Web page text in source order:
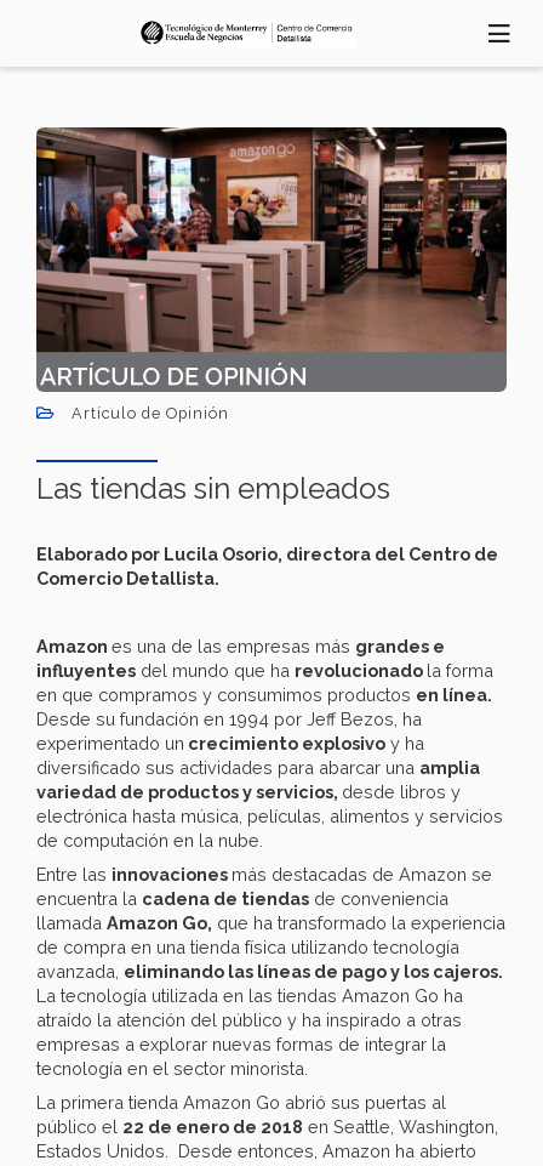
Artículo de Opinión
Las tiendas sin empleados
Elaborado por Lucila Osorio, directora del Centro de
Comercio Detallista.
Amazon es una de las empresas más grandes e
influyentes del mundo que ha revolucionado la forma
en que compramos y consumimos productos en línea.
Desde su fundación en 1994 por Jeff Bezos, ha
experimentado un crecimiento explosivo y ha
diversificado sus actividades para abarcar una amplia
variedad de productos y servicios, desde libros y
electrónica hasta música, películas, alimentos y servicios
de computación en la nube.
Entre las innovaciones más destacadas de Amazon se
encuentra la cadena de tiendas de conveniencia
llamada Amazon Go, que ha transformado la experiencia
de compra en una tienda física utilizando tecnología
avanzada, eliminando las líneas de pago y los cajeros.
La tecnología utilizada en las tiendas Amazon Go ha
atraído la atención del público y ha inspirado a otras
empresas a explorar nuevas formas de integrar la
tecnología en el sector minorista.
La primera tienda Amazon Go abrió sus puertas al
público el 22 de enero de 2018 en Seattle, Washington,
Estados Unidos. Desde entonces, Amazon ha abierto